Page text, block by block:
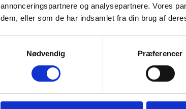
annonceringspartnere og analysepartnere. Vores
dem, eller som de har indsamlet fra din brug af
Nødvendig
Præferencer